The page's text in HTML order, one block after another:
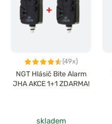
(49x)
NGT Hlásič Bite Alarm
JHA AKCE 1+1 ZDARMA!
skladem